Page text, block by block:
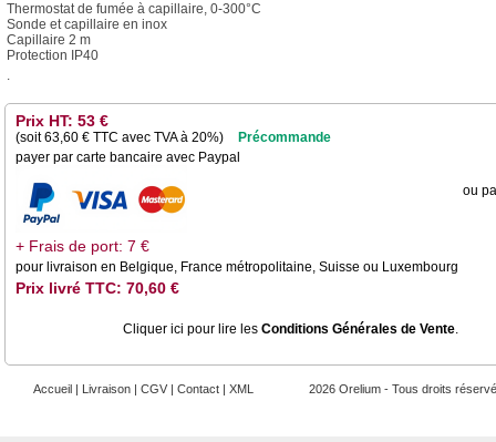
Thermostat de fumée à capillaire, 0-300°C
Sonde et capillaire en inox
Capillaire 2 m
Protection IP40
.
Prix HT: 53 €
(soit63,60 € TTC avec TVA à 20%)
Précommande
payer par carte bancaire avec Paypal
ou
+ Frais de port: 7 €
pour livraison en Belgique, France métropolitaine, Suisse ou Luxembourg
Prix livré TTC: 70,60 €
Cliquer ici pour lire les Conditions Générales de Vente.
Accueil | Livraison | CGV | Contact | XML 2026 Orelium - Tous droits